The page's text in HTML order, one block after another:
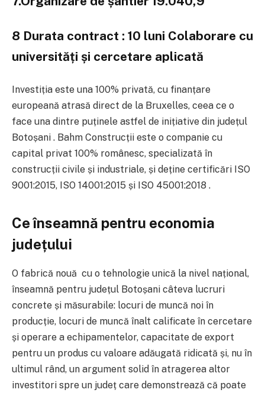
8 Durata contract : 10 luni Colaborare cu
universități și cercetare aplicată
Investiția este una 100% privată, cu finanțare
europeană atrasă direct de la Bruxelles, ceea ce o
face una dintre puținele astfel de inițiative din județul
Botoșani . Bahm Construcții este o companie cu
capital privat 100% românesc, specializată în
construcții civile și industriale, și deține certificări ISO
9001:2015, ISO 14001:2015 și ISO 45001:2018 .
Ce înseamnă pentru economia
județului
O fabrică nouă cu o tehnologie unică la nivel național,
înseamnă pentru județul Botoșani câteva lucruri
concrete și măsurabile: locuri de muncă noi în
producție, locuri de muncă înalt calificate în cercetare
și operare a echipamentelor, capacitate de export
pentru un produs cu valoare adăugată ridicată și, nu în
ultimul rând, un argument solid în atragerea altor
investitori spre un județ care demonstrează că poate